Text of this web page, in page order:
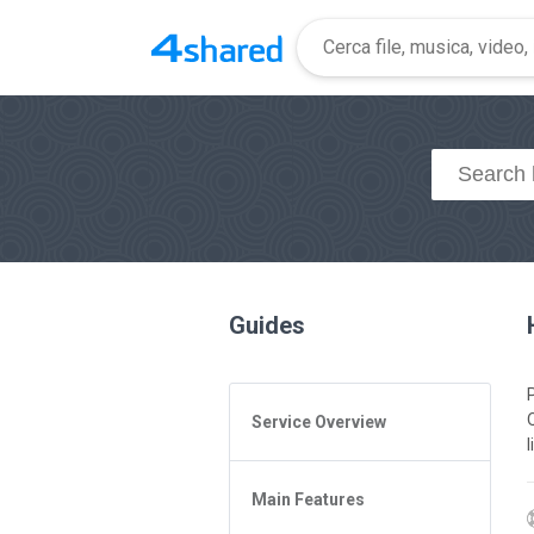
Guides
Service Overview
General Questions
Access to 4shared
Main Features